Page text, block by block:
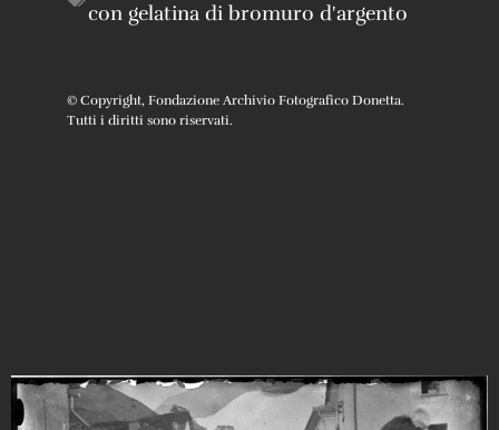
con gelatina di bromuro d'argento
© Copyright, Fondazione Archivio Fotografico Donetta.
Tutti i diritti sono riservati.